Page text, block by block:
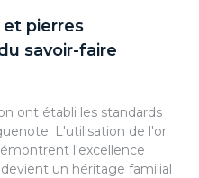
pierres
savoir-faire
ont établi les standards
L'utilisation de l'or
l'excellence
un héritage familial